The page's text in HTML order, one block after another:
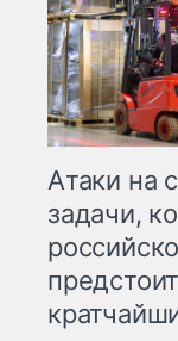
Атаки на
задачи,